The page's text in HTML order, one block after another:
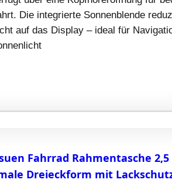
Die integrierte Sonnenblende
auf das Display – ideal für
Fahrrad Rahmentasche
Dreieckform mit